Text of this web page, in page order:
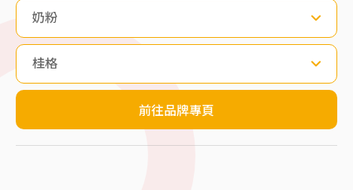
奶粉
桂格
前往品牌專頁